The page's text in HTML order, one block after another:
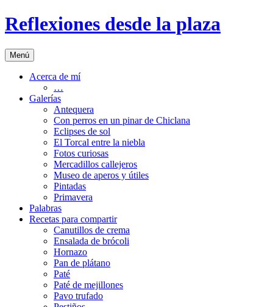
Saltar
al
Reflexiones desde la plaza
Menú
Acerca de mí
…
Galerías
Antequera
Con perros en un pinar de Chiclana
Eclipses de sol
El Torcal entre la niebla
Fotos curiosas
Mercadillos callejeros
Museo de aperos y útiles
Pintadas
Primavera
Palabras
Recetas para compartir
Canutillos de crema
Ensalada de brócoli
Hornazo
Pan de plátano
Paté
Paté de mejillones
Pavo trufado